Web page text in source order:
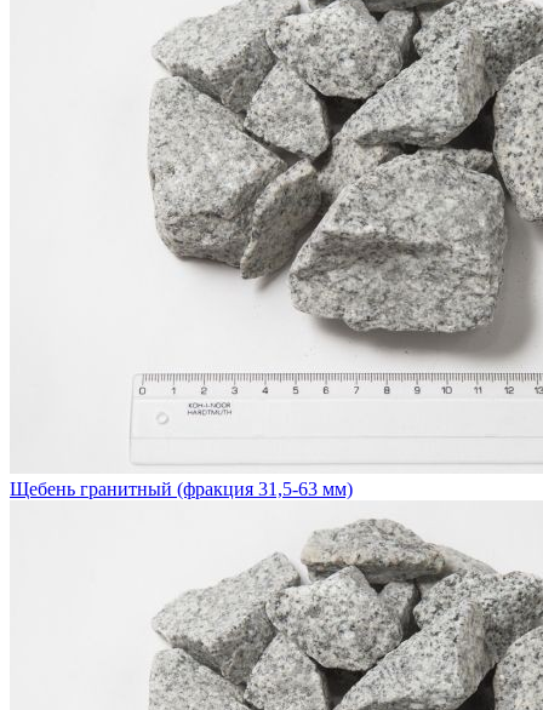
Щебень гранитный (фракция 31,5-63 мм)